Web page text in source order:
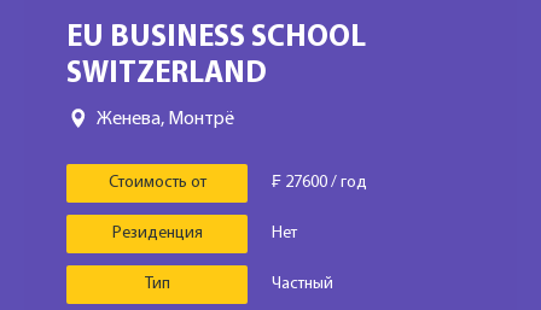
EU BUSINESS SCHOOL
SWITZERLAND
Женева, Монтрё
Стоимость от ₣ 27600 / год
Резиденция Нет
Тип Частный